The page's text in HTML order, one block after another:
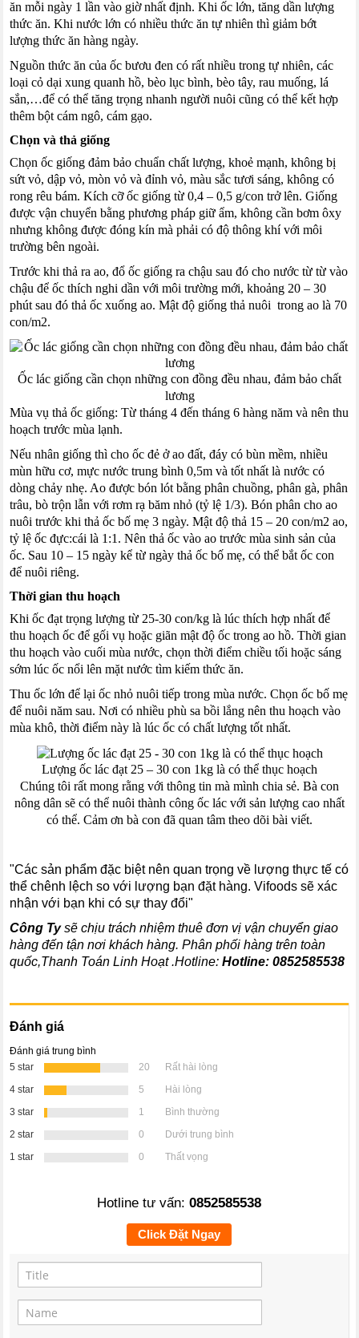
ăn mỗi ngày 1 lần vào giờ nhất định. Khi ốc lớn, tăng dần lượng
thức ăn. Khi nước lớn có nhiều thức ăn tự nhiên thì giảm bớt
lượng thức ăn hàng ngày.
Nguồn thức ăn của ốc bươu đen có rất nhiều trong tự nhiên, các
loại cỏ dại xung quanh hồ, bèo lục bình, bèo tây, rau muống, lá
sắn,…để có thể tăng trọng nhanh người nuôi cũng có thể kết hợp
thêm bột cám ngô, cám gạo.
Chọn và thả giống
Chọn ốc giống đảm bảo chuẩn chất lượng, khoẻ mạnh, không bị
sứt vỏ, dập vỏ, mòn vỏ và đỉnh vỏ, màu sắc tươi sáng, không có
rong rêu bám. Kích cỡ ốc giống từ 0,4 – 0,5 g/con trở lên. Giống
được vận chuyển bằng phương pháp giữ ẩm, không cần bơm ôxy
nhưng không được đóng kín mà phải có độ thông khí với môi
trường bên ngoài.
Trước khi thả ra ao, đổ ốc giống ra chậu sau đó cho nước từ từ vào
chậu để ốc thích nghi dần với môi trường mới, khoảng 20 – 30
phút sau đó thả ốc xuống ao. Mật độ giống thả nuôi trong ao là 70
con/m2.
Ốc lác giống cần chọn những con đồng đều nhau, đảm bảo chất
lương
Mùa vụ thả ốc giống: Từ tháng 4 đến tháng 6 hàng năm và nên thu
hoạch trước mùa lạnh.
Nếu nhân giống thì cho ốc đẻ ở ao đất, đáy có bùn mềm, nhiều
mùn hữu cơ, mực nước trung bình 0,5m và tốt nhất là nước có
dòng chảy nhẹ. Ao được bón lót bằng phân chuồng, phân gà, phân
trâu, bò trộn lẫn với rơm rạ băm nhỏ (tỷ lệ 1/3). Bón phân cho ao
nuôi trước khi thả ốc bố mẹ 3 ngày. Mật độ thả 15 – 20 con/m2 ao,
tỷ lệ ốc đực:cái là 1:1. Nên thả ốc vào ao trước mùa sinh sản của
ốc. Sau 10 – 15 ngày kể từ ngày thả ốc bố mẹ, có thể bắt ốc con
để nuôi riêng.
Thời gian thu hoạch
Khi ốc đạt trọng lượng từ 25-30 con/kg là lúc thích hợp nhất để
thu hoạch ốc để gối vụ hoặc giãn mật độ ốc trong ao hồ. Thời gian
thu hoạch vào cuối mùa nước, chọn thời điểm chiều tối hoặc sáng
sớm lúc ốc nổi lên mặt nước tìm kiếm thức ăn.
Thu ốc lớn để lại ốc nhỏ nuôi tiếp trong mùa nước. Chọn ốc bố mẹ
để nuôi năm sau. Nơi có nhiều phù sa bồi lắng nên thu hoạch vào
mùa khô, thời điểm này là lúc ốc có chất lượng tốt nhất.
Lượng ốc lác đạt 25 – 30 con 1kg là có thể thục hoạch
Chúng tôi rất mong rằng với thông tin mà mình chia sẻ. Bà con
nông dân sẽ có thể nuôi thành công ốc lác với sản lượng cao nhất
có thể. Cảm ơn bà con đã quan tâm theo dõi bài viết.
"Các sản phẩm đặc biệt nên quan trọng về lượng thực tế có
thể chênh lệch so với lượng bạn đặt hàng. Vifoods sẽ xác
nhận với bạn khi có sự thay đổi"
Công Tysẽ chịu trách nhiệm thuê đơn vị vận chuyển giao
hàng đến tận nơi khách hàng. Phân phối hàng trên toàn
quốc,Thanh Toán Linh Hoạt .Hotline: Hotline:0852585538
Đánh giá
Đánh giá trung bình
5 star
20
Rất hài lòng
4 star
5
Hài lòng
3 star
1
Bình thường
2 star
0
Dưới trung bình
1 star
0 Thất vọng
Hotline tư vấn: 0852585538
Click Đặt Ngay